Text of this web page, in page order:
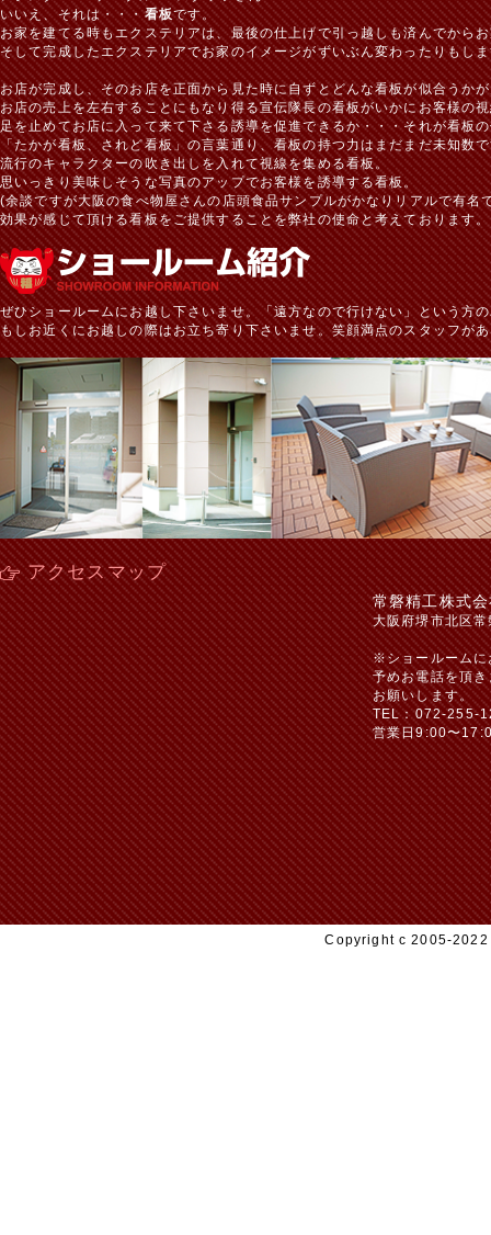
いいえ、それは・・・看板です。
お家を建てる時もエクステリアは、最後の仕上げで引っ越しも済んでから
そして完成したエクステリアでお家のイメージがずいぶん変わったりもし
お店が完成し、そのお店を正面から見た時に自ずとどんな看板が似合うか
お店の売上を左右することにもなり得る宣伝隊長の看板がいかにお客様の
足を止めてお店に入って来て下さる誘導を促進できるか・・・それが看板
「たかが看板、されど看板」の言葉通り、看板の持つ力はまだまだ未知数
流行のキャラクターの吹き出しを入れて視線を集める看板。
思いっきり美味しそうな写真のアップでお客様を誘導する看板。
(余談ですが大阪の食べ物屋さんの店頭食品サンプルがかなりリアルで有名
効果が感じて頂ける看板をご提供することを弊社の使命と考えております。
ぜひショールームにお越し下さいませ。「遠方なので行けない」という方
もしお近くにお越しの際はお立ち寄り下さいませ。笑顔満点のスタッフが
アクセスマップ
常磐精工株式
大阪府堺市北区
※ショールームに
予めお電話を頂
お願いします。
TEL：072-255-
営業日9:00〜
Copyright c 2005-2022